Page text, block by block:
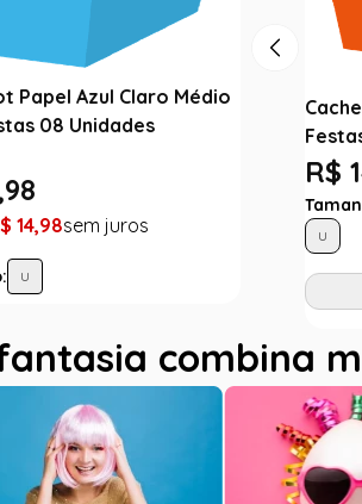
Papel Azul Claro Médio
08 Unidades
98
14,98
U
R$
U
combina